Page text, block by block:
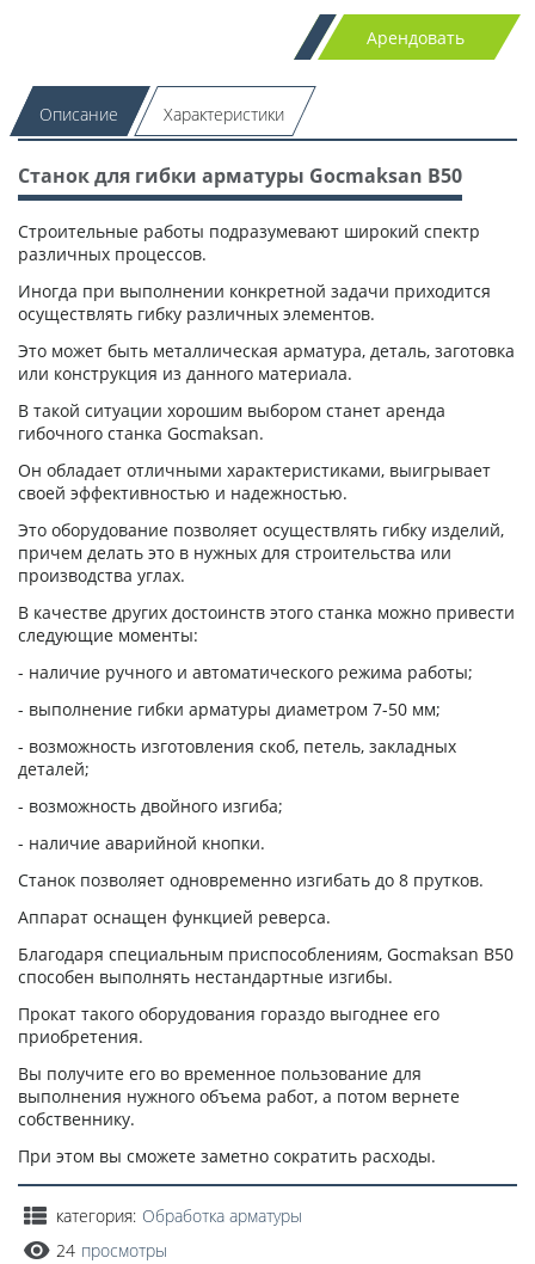
Арендовать
Описание Характеристики
Станок для гибки арматуры Gocmaksan B50
Строительные работы подразумевают широкий спектр
различных процессов.
Иногда при выполнении конкретной задачи приходится
осуществлять гибку различных элементов.
Это может быть металлическая арматура, деталь, заготовка
или конструкция из данного материала.
В такой ситуации хорошим выбором станет аренда
гибочного станка Gocmaksan.
Он обладает отличными характеристиками, выигрывает
своей эффективностью и надежностью.
Это оборудование позволяет осуществлять гибку изделий,
причем делать это в нужных для строительства или
производства углах.
В качестве других достоинств этого станка можно привести
следующие моменты:
- наличие ручного и автоматического режима работы;
- выполнение гибки арматуры диаметром 7-50 мм;
- возможность изготовления скоб, петель, закладных
деталей;
- возможность двойного изгиба;
- наличие аварийной кнопки.
Станок позволяет одновременно изгибать до 8 прутков.
Аппарат оснащен функцией реверса.
Благодаря специальным приспособлениям, Gocmaksan B50
способен выполнять нестандартные изгибы.
Прокат такого оборудования гораздо выгоднее его
приобретения.
Вы получите его во временное пользование для
выполнения нужного объема работ, а потом вернете
собственнику.
При этом вы сможете заметно сократить расходы.
категория: Обработка арматуры
24 просмотры